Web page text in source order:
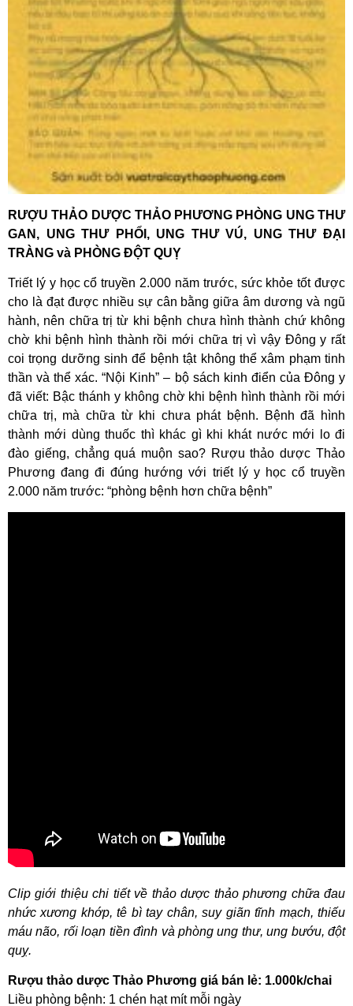
RƯỢU THẢO DƯỢC THẢO PHƯƠNG PHÒNG UNG THƯ
GAN, UNG THƯ PHỔI, UNG THƯ VÚ, UNG THƯ ĐẠI
TRÀNG và PHÒNG ĐỘT QUỴ
Triết lý y học cổ truyền 2.000 năm trước, sức khỏe tốt được
cho là đạt được nhiều sự cân bằng giữa âm dương và ngũ
hành, nên chữa trị từ khi bệnh chưa hình thành chứ không
chờ khi bệnh hình thành rồi mới chữa trị vì vậy Đông y rất
coi trọng dưỡng sinh để bệnh tật không thể xâm phạm tinh
thần và thể xác. “Nội Kinh” – bộ sách kinh điển của Đông y
đã viết: Bậc thánh y không chờ khi bệnh hình thành rồi mới
chữa trị, mà chữa từ khi chưa phát bệnh. Bệnh đã hình
thành mới dùng thuốc thì khác gì khi khát nước mới lo đi
đào giếng, chẳng quá muộn sao? Rượu thảo dược Thảo
Phương đang đi đúng hướng với triết lý y học cổ truyền
2.000 năm trước: “phòng bệnh hơn chữa bệnh”
Clip giới thiệu chi tiết về thảo dược thảo phương chữa đau
nhức xương khớp, tê bì tay chân, suy giãn tĩnh mạch, thiếu
máu não, rối loạn tiền đình và phòng ung thư, ung bướu, đột
quỵ.
Rượu thảo dược Thảo Phương giá bán lẻ: 1.000k/chai
Liều phòng bệnh: 1 chén hạt mít mỗi ngày